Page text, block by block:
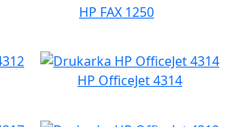
HP FAX 1250
HP OfficeJet 4314